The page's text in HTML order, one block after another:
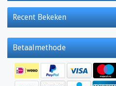
Recent Bekeken
Betaalmethode